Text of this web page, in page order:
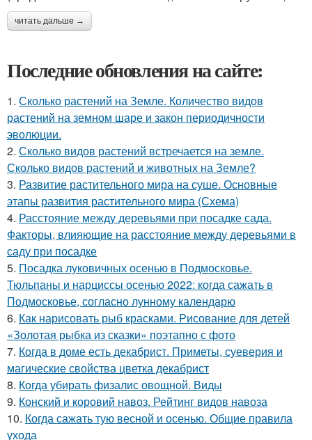
читать дальше →
Последние обновления на сайте:
1. Сколько растений на Земле. Количество видов
растений на земном шаре и закон периодичности
эволюции.
2. Сколько видов растений встречается на земле.
Сколько видов растений и животных на Земле?
3. Развитие растительного мира на суше. Основные
этапы развития растительного мира (Схема)
4. Расстояние между деревьями при посадке сада.
Факторы, влияющие на расстояние между деревьями в
саду при посадке
5. Посадка луковичных осенью в Подмосковье.
Тюльпаны и нарциссы осенью 2022: когда сажать в
Подмосковье, согласно лунному календарю
6. Как нарисовать рыб красками. Рисование для детей
«Золотая рыбка из сказки» поэтапно с фото
7. Когда в доме есть декабрист. Приметы, суеверия и
магические свойства цветка декабрист
8. Когда убирать физалис овощной. Виды
9. Конский и коровий навоз. Рейтинг видов навоза
10. Когда сажать тую весной и осенью. Общие правила
ухода